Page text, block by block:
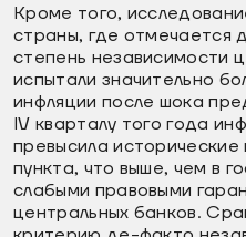
Кроме того,
страны, где отмечается
степень независимости
испытали значительно
инфляции после шока
IV кварталу того года
превысила
пункта, что выше, чем в
слабыми правовыми
центральных банков.